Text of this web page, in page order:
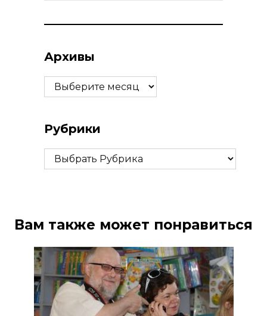
Архивы
Архивы
Рубрики
Рубрики
Вам также может понравиться